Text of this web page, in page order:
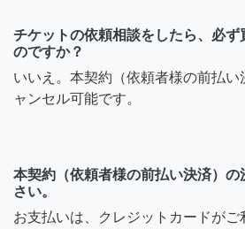
チケットの依頼相談をしたら、必
のですか？
いいえ。本契約（依頼者様の前払い
ャンセル可能です。
本契約（依頼者様の前払い決済）
さい。
お支払いは、クレジットカードがご